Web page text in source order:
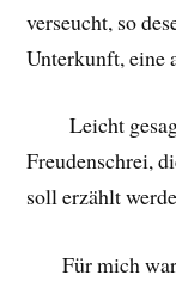
verseucht, so
Unterkunft, eine
Leicht
Freudenschrei,
soll erzählt
Für mich